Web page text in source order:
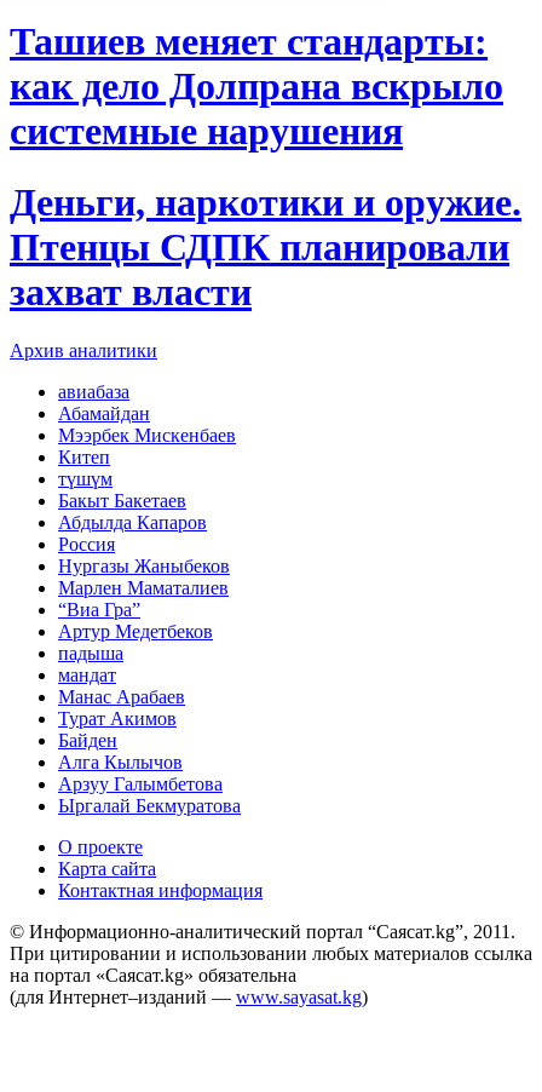
Ташиев меняет стандарты:
как дело Долпрана вскрыло
системные нарушения
Деньги, наркотики и оружие.
Птенцы СДПК планировали
захват власти
Архив аналитики
авиабаза
Абамайдан
Мээрбек Мискенбаев
Китеп
түшүм
Бакыт Бакетаев
Абдылда Капаров
Россия
Нургазы Жаныбеков
Марлен Маматалиев
“Виа Гра”
Артур Медетбеков
падыша
мандат
Манас Арабаев
Турат Акимов
Байден
Алга Кылычов
Арзуу Галымбетова
Ыргалай Бекмуратова
О проекте
Карта сайта
Контактная информация
© Информационно-аналитический портал “Саясат.kg”, 2011.
При цитировании и использовании любых материалов ссылка
на портал «Саясат.kg» обязательна
(для Интернет–изданий — www.sayasat.kg)